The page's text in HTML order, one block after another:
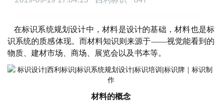
在标识系统规划设计中，材料是设计的基础，材料也是标
识系统的质感体现。而材料知识则来源于——视觉能看到的
物质、建材市场、商场、展览会以及书本等。
材料的概念